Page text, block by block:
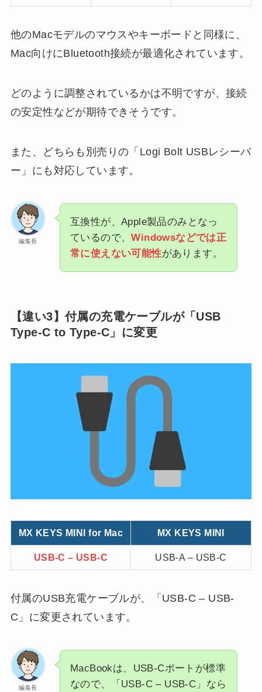
他のMacモデルのマウスやキーボードと同様に、
Mac向けにBluetooth接続が最適化されています。
どのように調整されているかは不明ですが、接続
の安定性などが期待できそうです。
また、どちらも別売りの「Logi Bolt USBレシーバ
ー」にも対応しています。
編集長
互換性が、Apple製品のみとなっ
ているので、Windowsなどでは正
常に使えない可能性があります。
【違い3】付属の充電ケーブルが「USB
Type-C to Type-C」に変更
MX KEYS MINI for Mac MX KEYS MINI
USB-C – USB-C USB-A – USB-C
付属のUSB充電ケーブルが、「USB-C – USB-
C」に変更されています。
編集長
MacBookは、USB-Cポートが標準
なので、「USB-C – USB-C」なら